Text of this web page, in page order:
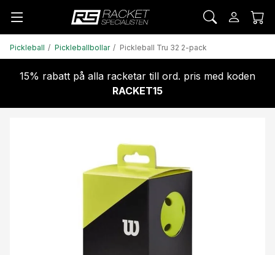
Pickleball Pickleballbollar Pickleball Tru 32 2-pack
15% rabatt på alla racketar till ord. pris med koden
RACKET15